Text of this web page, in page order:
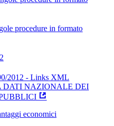
procedure in formato
2012 - Links XML
NAZIONALE DEI
economici